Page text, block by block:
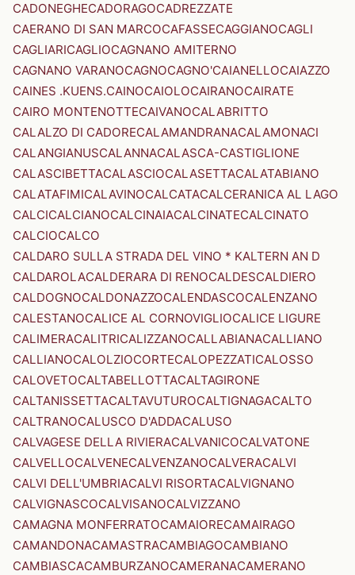
CADONEGHECADORAGOCADREZZATE
CAERANO DI SAN MARCOCAFASSECAGGIANOCAGLI
CAGLIARICAGLIOCAGNANO AMITERNO
CAGNANO VARANOCAGNOCAGNO'CAIANELLOCAIAZZO
CAINES .KUENS.CAINOCAIOLOCAIRANOCAIRATE
CAIRO MONTENOTTECAIVANOCALABRITTO
CALALZO DI CADORECALAMANDRANACALAMONACI
CALANGIANUSCALANNACALASCA-CASTIGLIONE
CALASCIBETTACALASCIOCALASETTACALATABIANO
CALATAFIMICALAVINOCALCATACALCERANICA AL LAGO
CALCICALCIANOCALCINAIACALCINATECALCINATO
CALCIOCALCO
CALDARO SULLA STRADA DEL VINO * KALTERN AN D
CALDAROLACALDERARA DI RENOCALDESCALDIERO
CALDOGNOCALDONAZZOCALENDASCOCALENZANO
CALESTANOCALICE AL CORNOVIGLIOCALICE LIGURE
CALIMERACALITRICALIZZANOCALLABIANACALLIANO
CALLIANOCALOLZIOCORTECALOPEZZATICALOSSO
CALOVETOCALTABELLOTTACALTAGIRONE
CALTANISSETTACALTAVUTUROCALTIGNAGACALTO
CALTRANOCALUSCO D'ADDACALUSO
CALVAGESE DELLA RIVIERACALVANICOCALVATONE
CALVELLOCALVENECALVENZANOCALVERACALVI
CALVI DELL'UMBRIACALVI RISORTACALVIGNANO
CALVIGNASCOCALVISANOCALVIZZANO
CAMAGNA MONFERRATOCAMAIORECAMAIRAGO
CAMANDONACAMASTRACAMBIAGOCAMBIANO
CAMBIASCACAMBURZANOCAMERANACAMERANO